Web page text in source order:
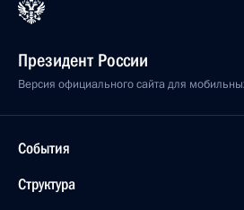
Президент России
Версия официального сайта для
События
Структура